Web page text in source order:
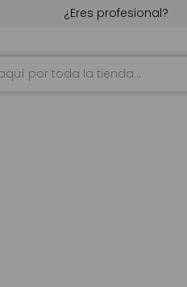
¿Eres profesional?